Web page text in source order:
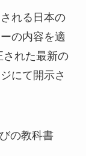
れる日本の
の内容を適
された最新の
にて開示さ
の教科書